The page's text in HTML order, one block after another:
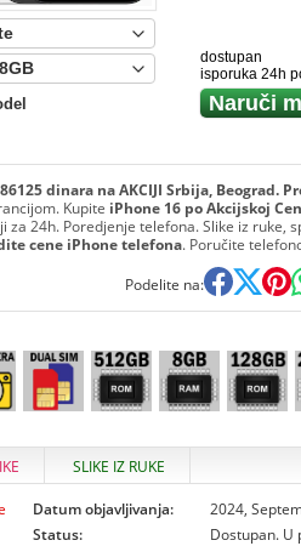
dostupan
isporuka 24h
Naruči
dinara na AKCIJI Srbija, Beograd.
Kupite iPhone 16 po Akcijskoj
za 24h. Poredjenje telefona. Slike iz ruke,
cene iPhone telefona. Poručite
Podelite na:
SLIKE IZ RUKE
Datum objavljivanja:
2024,
Status:
Dostupan. U